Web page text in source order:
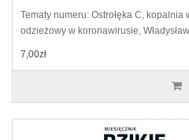
Tematy numeru: Ostrołęka C, kopalnia
odzieżowy w koronawirusie, Władysław
7,00zł